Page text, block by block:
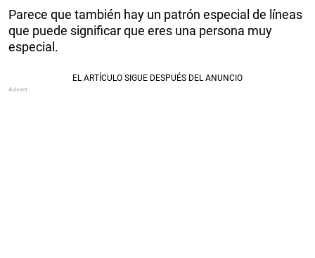
Parece que también hay un patrón especial de líneas
que puede significar que eres una persona muy
especial.